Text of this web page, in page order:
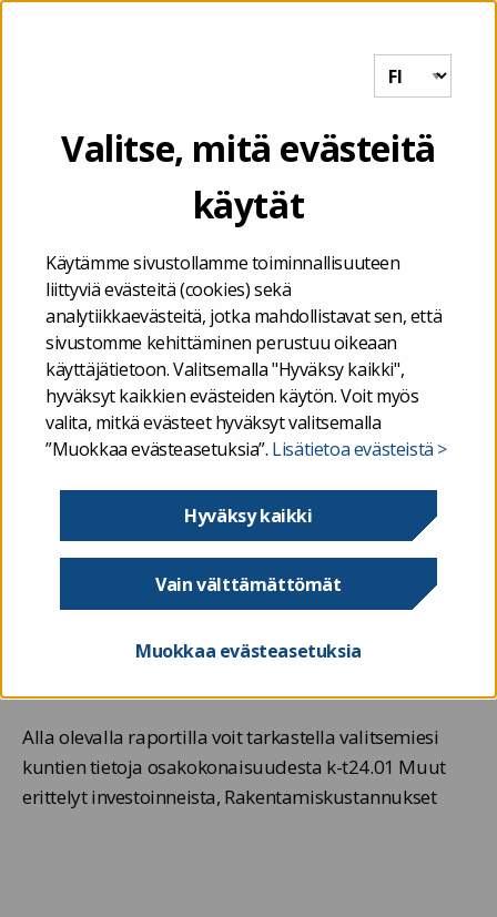
Valitse, mitä evästeitä
käytät
Käytämme sivustollamme toiminnallisuuteen
liittyviä evästeitä (cookies) sekä
analytiikkaevästeitä, jotka mahdollistavat sen, että
sivustomme kehittäminen perustuu oikeaan
käyttäjätietoon. Valitsemalla "Hyväksy kaikki",
hyväksyt kaikkien evästeiden käytön. Voit myös
valita, mitkä evästeet hyväksyt valitsemalla
”Muokkaa evästeasetuksia”. Lisätietoa evästeistä >
Hyväksy kaikki
Vain välttämättömät
Muokkaa evästeasetuksia
kuntien ja kuntayhtymien talous/Ahvenanmaan kuntien
kalenterivuotta koskevat tilinpäätöstietoja täydentävät muut
Ahvenanmaan kuntien vertailuraportti: muut
erittelyt investoinneista – rakentamiskustannukset
Ahvenanmaan kuntien
vertailuraportti: muut
erittelyt investoinneista –
rakentamiskustannukset
Ahvenanmaan kunnat raportoivat tilivuodesta 2021
alkaen Valtiokonttorille tilinpäätöstietoja täydentävät
muut taloustiedot toukokuussa. Kokonaisuuteen
kuuluvista osakokonaisuuksista julkaistaan tässä
Alla olevalla raportilla voit tarkastella valitsemiesi
kuntien tietoja osakokonaisuudesta k-t24.01 Muut
erittelyt investoinneista, Rakentamiskustannukset